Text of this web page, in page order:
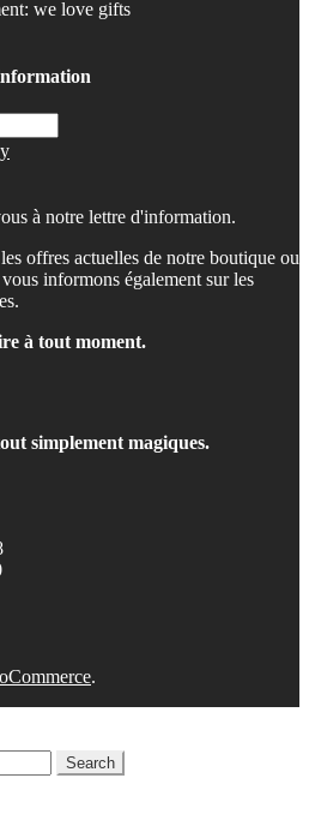
à notre lettre d'information.
offres actuelles de notre boutique ou
informons également sur les
à tout moment.
simplement magiques.
.
Search